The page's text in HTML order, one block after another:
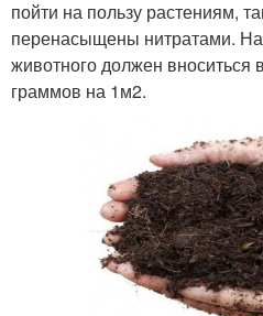
пойти на пользу растениям,
перенасыщены нитратами.
животного должен вноситься
граммов на 1м2.